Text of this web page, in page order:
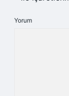
Yorum